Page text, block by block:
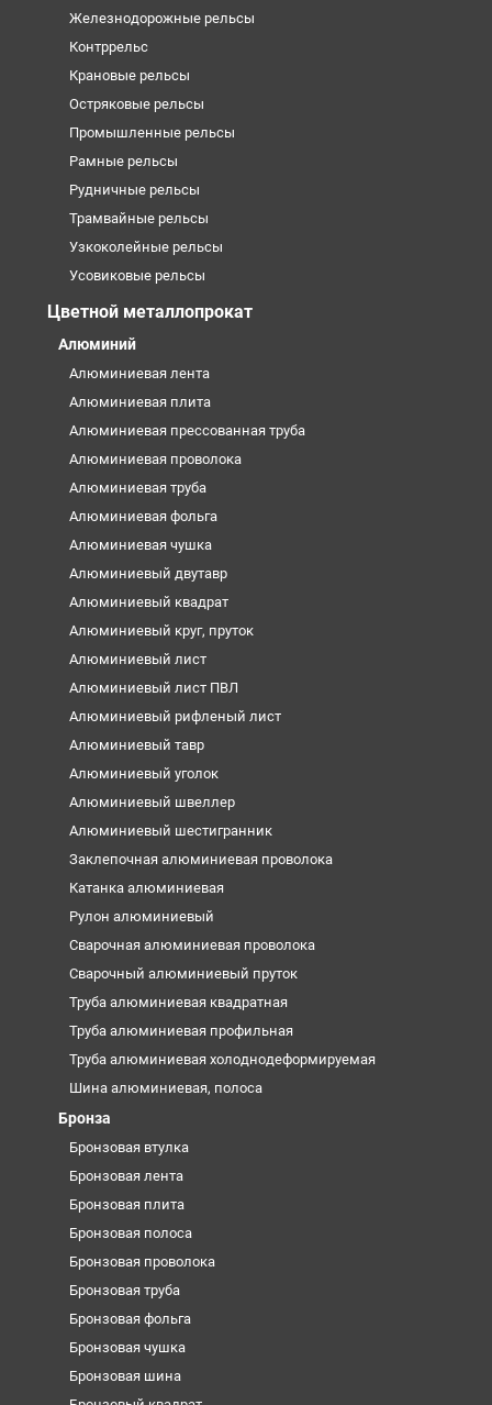
Железнодорожные рельсы
Контррельс
Крановые рельсы
Остряковые рельсы
Промышленные рельсы
Рамные рельсы
Рудничные рельсы
Трамвайные рельсы
Узкоколейные рельсы
Усовиковые рельсы
Цветной металлопрокат
Алюминий
Алюминиевая лента
Алюминиевая плита
Алюминиевая прессованная труба
Алюминиевая проволока
Алюминиевая труба
Алюминиевая фольга
Алюминиевая чушка
Алюминиевый двутавр
Алюминиевый квадрат
Алюминиевый круг, пруток
Алюминиевый лист
Алюминиевый лист ПВЛ
Алюминиевый рифленый лист
Алюминиевый тавр
Алюминиевый уголок
Алюминиевый швеллер
Алюминиевый шестигранник
Заклепочная алюминиевая проволока
Катанка алюминиевая
Рулон алюминиевый
Сварочная алюминиевая проволока
Сварочный алюминиевый пруток
Труба алюминиевая квадратная
Труба алюминиевая профильная
Труба алюминиевая холоднодеформируемая
Шина алюминиевая, полоса
Бронза
Бронзовая втулка
Бронзовая лента
Бронзовая плита
Бронзовая полоса
Бронзовая проволока
Бронзовая труба
Бронзовая фольга
Бронзовая чушка
Бронзовая шина